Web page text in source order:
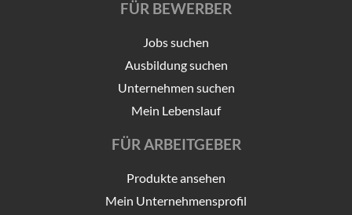
FÜR BEWERBER
Jobs suchen
Ausbildung suchen
Unternehmen suchen
Mein Lebenslauf
FÜR ARBEITGEBER
Produkte ansehen
Mein Unternehmensprofil